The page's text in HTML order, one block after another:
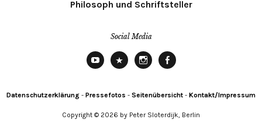
Philosoph und Schriftsteller
Social Media
Datenschutzerklärung - Pressefotos - Seitenübersicht - Kontakt/Impressum
Copyright © 2026 by Peter Sloterdijk, Berlin